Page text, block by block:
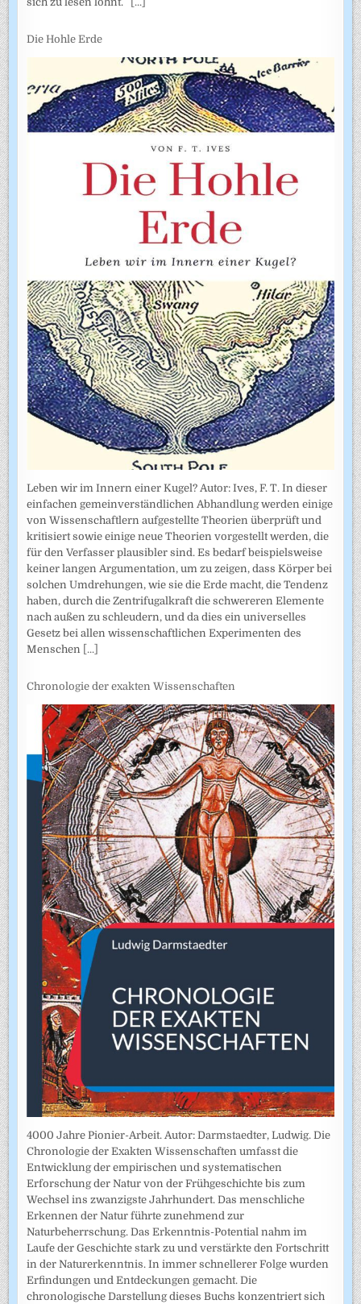
Die Hohle Erde
Leben wir im Innern einer Kugel? Autor: Ives, F. T. In dieser
einfachen gemeinverständlichen Abhandlung werden einige
von Wissenschaftlern aufgestellte Theorien überprüft und
kritisiert sowie einige neue Theorien vorgestellt werden, die
für den Verfasser plausibler sind. Es bedarf beispielsweise
keiner langen Argumentation, um zu zeigen, dass Körper bei
solchen Umdrehungen, wie sie die Erde macht, die Tendenz
haben, durch die Zentrifugalkraft die schwereren Elemente
nach außen zu schleudern, und da dies ein universelles
Gesetz bei allen wissenschaftlichen Experimenten des
Menschen [...]
Chronologie der exakten Wissenschaften
4000 Jahre Pionier-Arbeit. Autor: Darmstaedter, Ludwig. Die
Chronologie der Exakten Wissenschaften umfasst die
Entwicklung der empirischen und systematischen
Erforschung der Natur von der Frühgeschichte bis zum
Wechsel ins zwanzigste Jahrhundert. Das menschliche
Erkennen der Natur führte zunehmend zur
Naturbeherrschung. Das Erkenntnis-Potential nahm im
Laufe der Geschichte stark zu und verstärkte den Fortschritt
in der Naturerkenntnis. In immer schnellerer Folge wurden
Erfindungen und Entdeckungen gemacht. Die
chronologische Darstellung dieses Buchs konzentriert sich